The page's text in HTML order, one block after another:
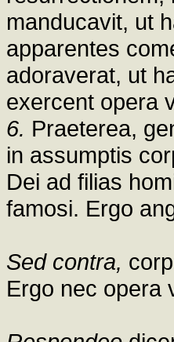
manducavit, ut
apparentes
adoraverat, ut
exercent opera
6. Praeterea,
in assumptis
Dei ad filias
famosi. Ergo
Sed contra,
Ergo nec opera